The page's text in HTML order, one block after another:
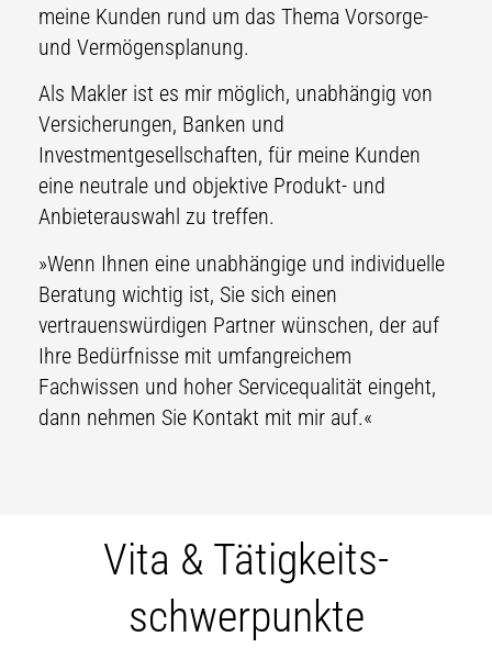
meine Kunden rund um das Thema Vorsorge-
und Vermögensplanung.
Als Makler ist es mir möglich, unabhängig von
Versicherungen, Banken und
Investmentgesellschaften, für meine Kunden
eine neutrale und objektive Produkt- und
Anbieterauswahl zu treffen.
»Wenn Ihnen eine unabhängige und individuelle
Beratung wichtig ist, Sie sich einen
vertrauenswürdigen Partner wünschen, der auf
Ihre Bedürfnisse mit umfangreichem
Fachwissen und hoher Servicequalität eingeht,
dann nehmen Sie Kontakt mit mir auf.«
Vita & Tätigkeits­
schwerpunkte